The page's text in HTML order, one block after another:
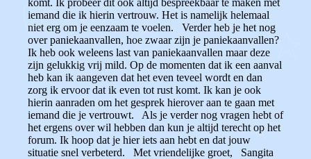
komt. Ik probeer dit ook altijd bespreekbaar te maken met
iemand die ik hierin vertrouw. Het is namelijk helemaal
niet erg om je eenzaam te voelen. Verder heb je het nog
over paniekaanvallen, hoe zwaar zijn je paniekaanvallen?
Ik heb ook weleens last van paniekaanvallen maar deze
zijn gelukkig vrij mild. Op de momenten dat ik een aanval
heb kan ik aangeven dat het even teveel wordt en dan
zorg ik ervoor dat ik even tot rust komt. Ik kan je ook
hierin aanraden om het gesprek hierover aan te gaan met
iemand die je vertrouwt. Als je verder nog vragen hebt of
het ergens over wil hebben dan kun je altijd terecht op het
forum. Ik hoop dat je hier iets aan hebt en dat jouw
situatie snel verbeterd. Met vriendelijke groet, Sangita